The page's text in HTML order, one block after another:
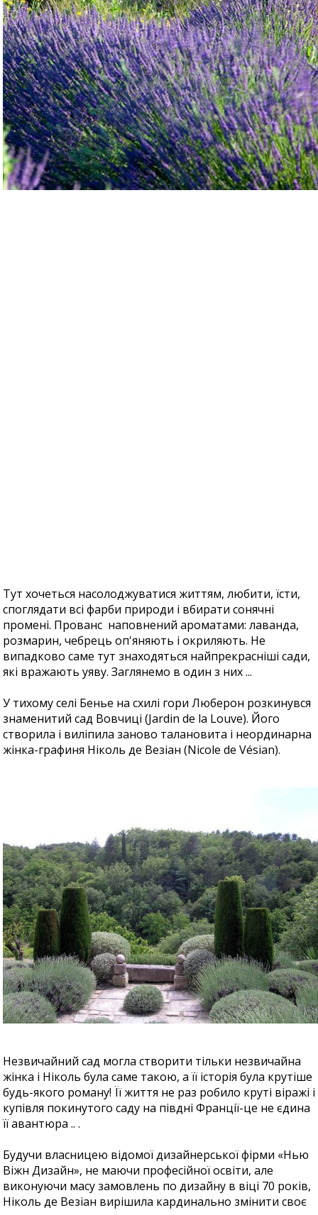
Тут хочеться насолоджуватися життям, любити, їсти,
споглядати всі фарби природи і вбирати сонячні
промені. Прованс наповнений ароматами: лаванда,
розмарин, чебрець оп'яняють і окриляють. Не
випадково саме тут знаходяться найпрекрасніші сади,
які вражають уяву. Заглянемо в один з них ...
У тихому селі Бенье на схилі гори Люберон розкинувся
знаменитий сад Вовчиці (Jardin de la Louve). Його
створила і виліпила заново талановита і неординарна
жінка-графиня Ніколь де Везіан (Nicole de Vésian).
Незвичайний сад могла створити тільки незвичайна
жінка і Ніколь була саме такою, а її історія була крутіше
будь-якого роману! Її життя не раз робило круті віражі і
купівля покинутого саду на півдні Франції-це не єдина
її авантюра .. .
Будучи власницею відомої дизайнерської фірми «Нью
Віжн Дизайн», не маючи професійної освіти, але
виконуючи масу замовлень по дизайну в віці 70 років,
Ніколь де Везіан вирішила кардинально змінити своє